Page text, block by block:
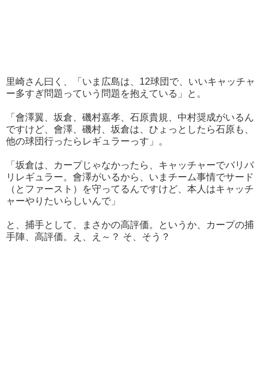
里崎さん曰く、「いま広島は、12球団で、いいキャッチャ
ー多すぎ問題っていう問題を抱えている」と。
「會澤翼、坂倉、磯村嘉孝、石原貴規、中村奨成がいるん
ですけど、會澤、磯村、坂倉は、ひょっとしたら石原も、
他の球団行ったらレギュラーっす」。
「坂倉は、カープじゃなかったら、キャッチャーでバリバ
リレギュラー。會澤がいるから、いまチーム事情でサード
（とファースト）を守ってるんですけど、本人はキャッチ
ャーやりたいらしいんで」
と、捕手として、まさかの高評価。というか、カープの捕
手陣、高評価。え、え～？ そ、そう？